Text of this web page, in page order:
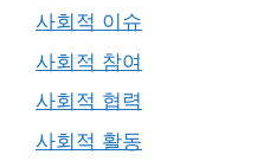
사회적 이슈
사회적 참여
사회적 협력
사회적 활동